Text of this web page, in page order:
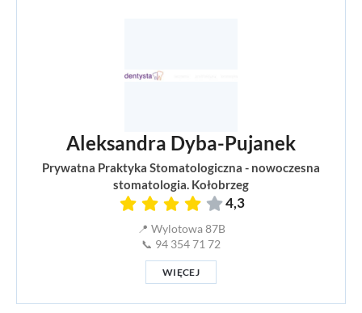
Aleksandra Dyba-Pujanek
Prywatna Praktyka Stomatologiczna - nowoczesna
stomatologia. Kołobrzeg
4,3
📍 Wylotowa 87B
📞 94 354 71 72
WIĘCEJ